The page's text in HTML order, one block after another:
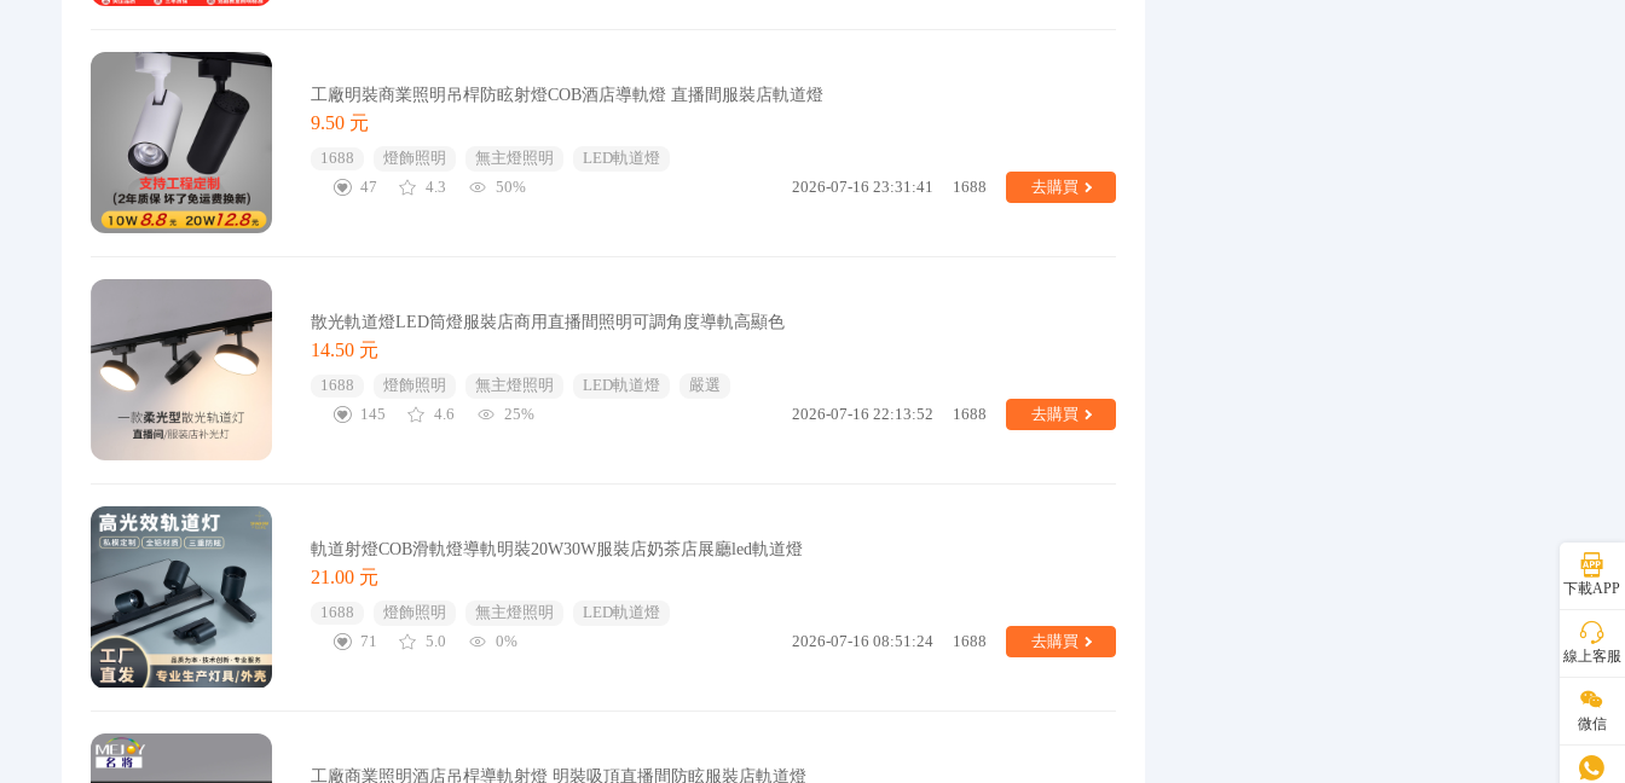
工廠明裝商業照明吊桿防眩射燈COB酒店導軌燈 直播間服裝店軌道燈
9.50 元
1688 燈飾照明 無主燈照明
LED軌道燈
47
4.3 50% 2026-07-16 23:31:41 1688 去購買
散光軌道燈LED筒燈服裝店商用直播間照明可調角度導軌高顯色
14.50 元
1688 燈飾照明 無主燈照明 LED軌道燈
嚴選
145
4.6 25% 2026-07-16 22:13:52 1688 去購買
軌道射燈COB滑軌燈導軌明裝20W30W服裝店奶茶店展廳led軌道燈
21.00 元
1688 燈飾照明 無主燈照明
LED軌道燈
71
5.0 0% 2026-07-16 08:51:24 1688 去購買
工廠商業照明酒店吊桿導軌射燈 明裝吸頂直播間防眩服裝店軌道燈
下載APP
線上客服
微信